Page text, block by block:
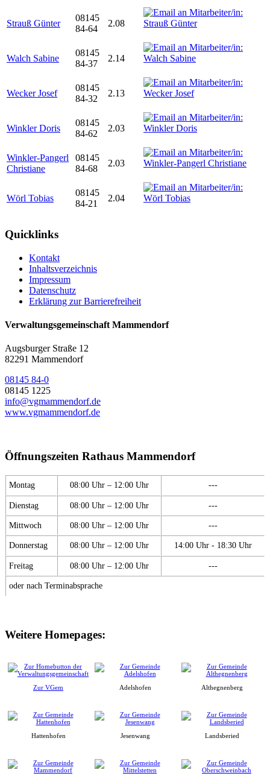
Strauß Günter
08145
84-64
2.08
Walch Sabine
08145
84-37
2.14
Wecker Josef
08145
84-32
2.13
Winkler Doris
08145
84-62
2.03
Winkler-Pangerl
Christiane
08145
84-68
2.03
Wörl Tobias
08145
84-21
2.04
Quicklinks
Kontakt
Inhaltsverzeichnis
Impressum
Datenschutz
Erklärung zur Barrierefreiheit
Verwaltungsgemeinschaft Mammendorf
Augsburger Straße 12
82291 Mammendorf
08145 84-0
08145 1225
info@vgmammendorf.de
www.vgmammendorf.de
Öffnungszeiten Rathaus Mammendorf
Montag 08:00 Uhr – 12:00 Uhr ---
Dienstag 08:00 Uhr – 12:00 Uhr ---
Mittwoch 08:00 Uhr – 12:00 Uhr ---
Donnerstag 08:00 Uhr – 12:00 Uhr 14:00 Uhr - 18:30 Uhr
Freitag 08:00 Uhr – 12:00 Uhr ---
oder nach Terminabsprache
Weitere Homepages:
Zur VGem Adelshofen Althegnenberg
Hattenhofen Jesenwang Landsberied